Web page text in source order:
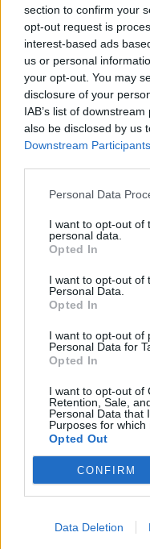
section to confirm your
opt-out request is
interest-based ads
us or personal
your opt-out. You may
disclosure of your
IAB’s list of
also be disclosed by us
Downstream Participants
Personal Data
I want to opt-out of
personal data.
Opted In
I want to opt-out of
Personal Data.
Opted In
I want to opt-out of
Personal Data for
Opted In
I want to opt-out of
Retention, Sale,
Personal Data that
Purposes for which
Opted Out
CONFIRM
Data Deletion
Όμιλος
ιστορίας στο
Η ταινία για το
15/07/
Η AstraZeneca